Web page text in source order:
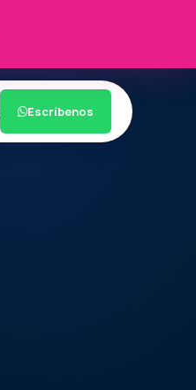
Escríbenos